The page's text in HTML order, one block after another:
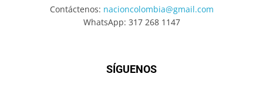
Contáctenos: nacioncolombia@gmail.com
WhatsApp: 317 268 1147
SÍGUENOS